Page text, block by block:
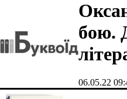
бою.
06.05.22